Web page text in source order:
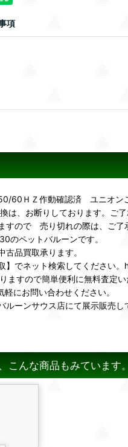
項
60ＨＺ作動確認済 ユニオ
、お断りしております。ご了
すので 売り切れの際は、ご了
のペットバルーンです。
品買取承ります。
】でネット検索してくださ
ますので簡単便利に無料査定い
にお問い合わせください。
ーンサウス店にて展示販売し
こんな商品もみています。